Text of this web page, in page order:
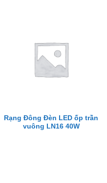
Rạng Đông Đèn LED ốp trần
vuông LN16 40W